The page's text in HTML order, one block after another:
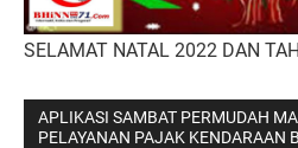
SELAMAT NATAL 2022 DAN
APLIKASI SAMBAT PERMUDAH
PELAYANAN PAJAK KENDARAAN